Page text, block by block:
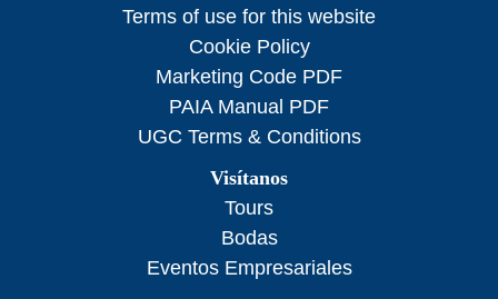
Terms of use for this website
Cookie Policy
Marketing Code PDF
PAIA Manual PDF
UGC Terms & Conditions
Visítanos
Tours
Bodas
Eventos Empresariales